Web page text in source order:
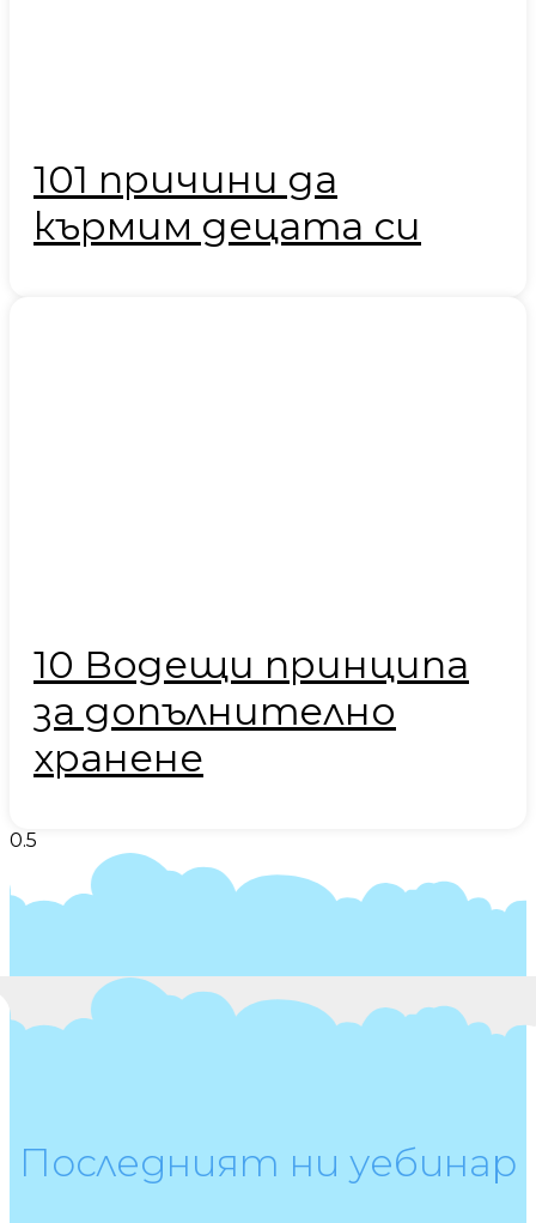
101 причини да
кърмим децата си
10 Водещи принципа
за допълнително
хранене
Последният ни уебинар